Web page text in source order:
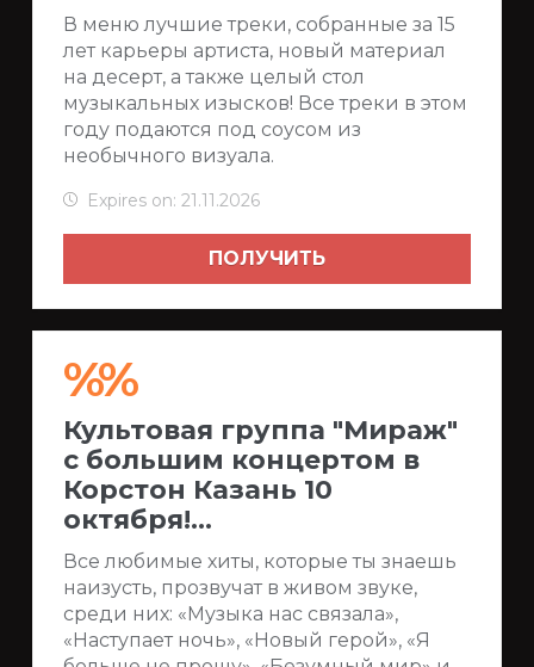
В меню лучшие треки, собранные за 15
лет карьеры артиста, новый материал
на десерт, а также целый стол
музыкальных изысков! Все треки в этом
году подаются под соусом из
необычного визуала.
Expires on: 21.11.2026
ПОЛУЧИТЬ
%%
Культовая группа "Мираж"
с большим концертом в
Корстон Казань 10
октября!...
Все любимые хиты, которые ты знаешь
наизусть, прозвучат в живом звуке,
среди них: «Музыка нас связала»,
«Наступает ночь», «Новый герой», «Я